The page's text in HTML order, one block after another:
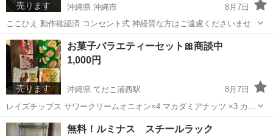
売ります 沖縄県 沖縄市
8月7日
ここひえ 動作確認済 コンセント式 神経質な方はご遠慮くださいませ
沖縄 沖縄市 季節、空調家電
売ります
お菓子バラエティーセット🎀商談中
1,000円
沖縄県 てだこ浦西駅
8月7日
レイズチップス サワークリームオニオン×4 マカダミアナッツ ×3 カス
タードケーキ チョコパイ メルティーキッス 賞味期限上から
2026.09.19 2026.10 2026.09 2026.10 2026.1...
沖縄 沖縄市 てだこ浦西駅 メルティーキッス
無料！ルミナス スチールラック